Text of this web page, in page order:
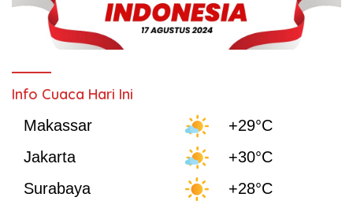
Info Cuaca Hari Ini
Makassar
+29°C
Jakarta
+30°C
Surabaya
+28°C